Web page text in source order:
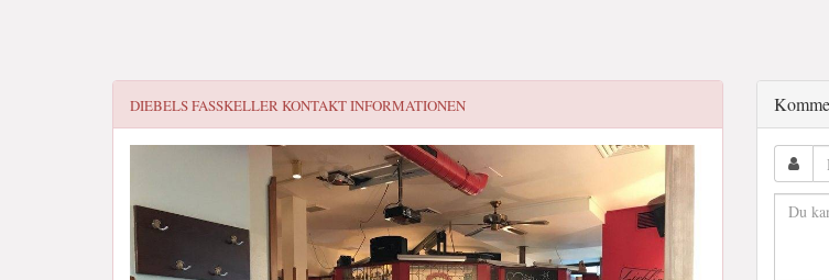
DIEBELS FASSKELLERKONTAKT INFORMATIONEN